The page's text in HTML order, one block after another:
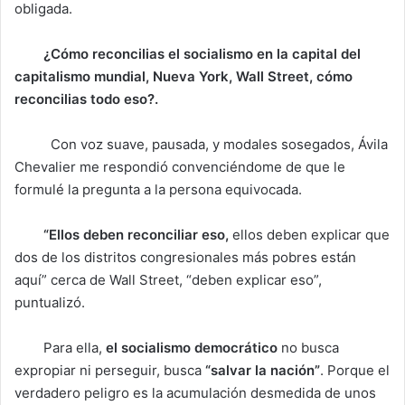
obligada.
¿Cómo reconcilias el socialismo en la capital del
capitalismo mundial, Nueva York, Wall Street, cómo
reconcilias todo eso?.
Con voz suave, pausada, y modales sosegados, Ávila
Chevalier me respondió convenciéndome de que le
formulé la pregunta a la persona equivocada.
“Ellos deben reconciliar eso, ellos deben explicar que
dos de los distritos congresionales más pobres están
aquí” cerca de Wall Street, “deben explicar eso”,
puntualizó.
Para ella, el socialismo democrático no busca
expropiar ni perseguir, busca “salvar la nación”. Porque el
verdadero peligro es la acumulación desmedida de unos